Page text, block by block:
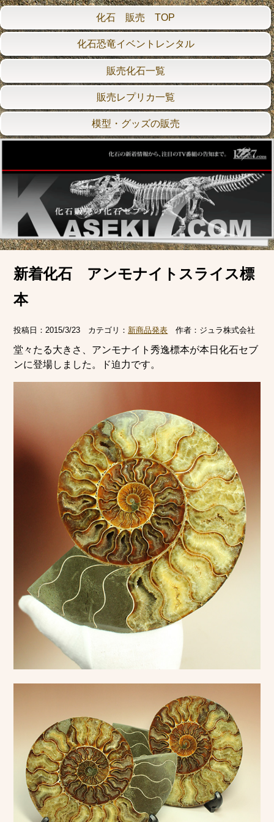
化石 販売 TOP
化石恐竜イベントレンタル
販売化石一覧
販売レプリカ一覧
模型・グッズの販売
新着化石 アンモナイトスライス標
本
投稿日：2015/3/23 カテゴリ： 新商品発表 作者： ジュラ株式会社
堂々たる大きさ、アンモナイト秀逸標本が本日化石セブ
ンに登場しました。ド迫力です。